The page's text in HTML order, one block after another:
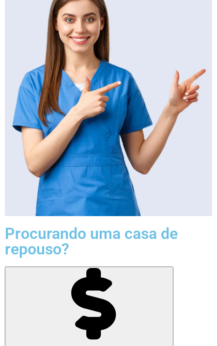
Procurando uma casa de
repouso?